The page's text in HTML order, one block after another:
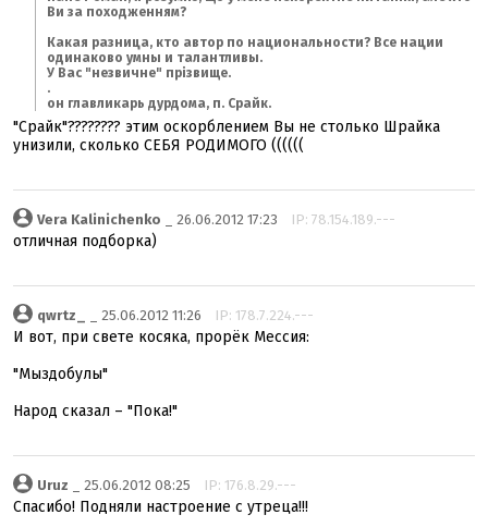
Ви за походженням?
Какая разница, кто автор по национальности? Все нации
одинаково умны и талантливы.
У Вас "незвичне" прізвище.
.
он главликарь дурдома, п. Срайк.
"Срайк"???????? этим оскорблением Вы не столько Шрайка
унизили, сколько СЕБЯ РОДИМОГО ((((((
Vera Kalinichenko _ 26.06.2012 17:23 IP: 78.154.189.---
отличная подборка)
qwrtz_ _ 25.06.2012 11:26 IP: 178.7.224.---
И вот, при свете косяка, прорёк Мессия:
"Мыздобулы"
Народ сказал – "Пока!"
Uruz _ 25.06.2012 08:25 IP: 176.8.29.---
Спасибо! Подняли настроение с утреца!!!